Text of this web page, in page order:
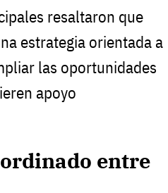
resaltaron que
estrategia orientada a
las oportunidades
apoyo
entre